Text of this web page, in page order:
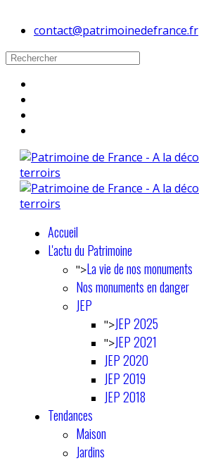
contact@patrimoinedefrance.fr
Accueil
L'actu du Patrimoine
">La vie de nos monuments
Nos monuments en danger
JEP
">JEP 2025
">JEP 2021
JEP 2020
JEP 2019
JEP 2018
Tendances
Maison
Jardins